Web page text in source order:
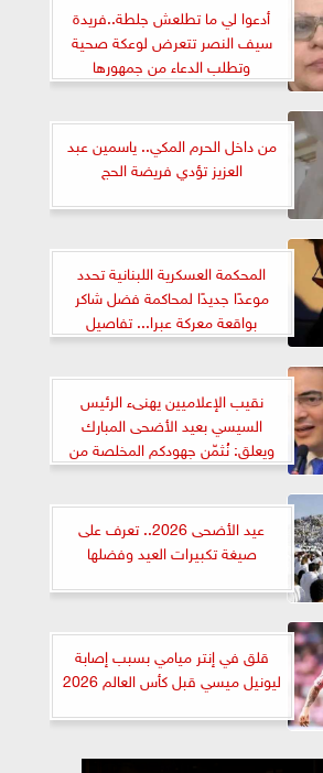
أدعوا لي ما تطلعش جلطة..فريدة
سيف النصر تتعرض لوعكة صحية
وتطلب الدعاء من جمهورها
من داخل الحرم المكي.. ياسمين عبد
العزيز تؤدي فريضة الحج
المحكمة العسكرية اللبنانية تحدد
موعدًا جديدًا لمحاكمة فضل شاكر
بواقعة معركة عبرا... تفاصيل
نقيب الإعلاميين يهنىء الرئيس
السيسي بعيد الأضحى المبارك
ويعلق: نُثمّن جهودكم المخلصة من
أجل رفعة الوطن
عيد الأضحى 2026.. تعرف على
صيغة تكبيرات العيد وفضلها
قلق في إنتر ميامي بسبب إصابة
ليونيل ميسي قبل كأس العالم 2026